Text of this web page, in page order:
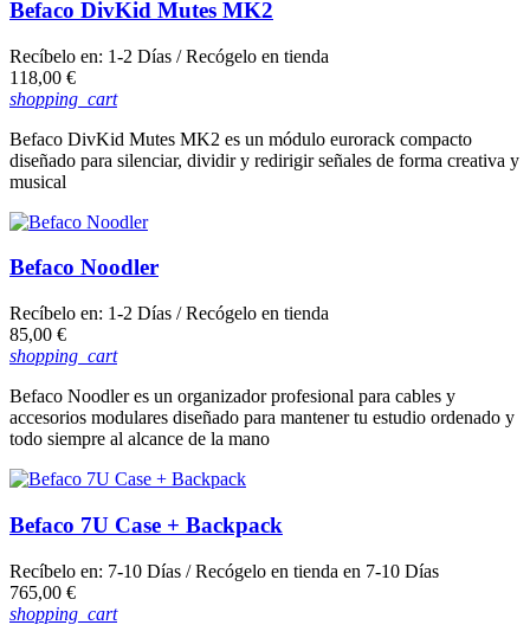
Befaco DivKid Mutes MK2
Recíbelo en: 1-2 Días / Recógelo en tienda
Precio
118,00 €
shopping_cart
Befaco DivKid Mutes MK2 es un módulo eurorack compacto
diseñado para silenciar, dividir y redirigir señales de forma creativa y
musical
Befaco Noodler
Recíbelo en: 1-2 Días / Recógelo en tienda
Precio
85,00 €
shopping_cart
Befaco Noodler es un organizador profesional para cables y
accesorios modulares diseñado para mantener tu estudio ordenado y
todo siempre al alcance de la mano
Befaco 7U Case + Backpack
Recíbelo en: 7-10 Días / Recógelo en tienda en 7-10 Días
Precio
765,00 €
shopping_cart